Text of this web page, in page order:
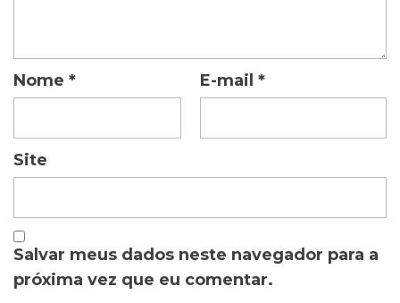
Nome * E-mail *
Site
Salvar meus dados neste navegador para a
próxima vez que eu comentar.